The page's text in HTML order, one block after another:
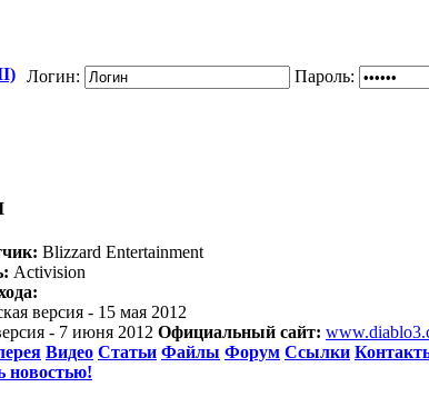
Логин: Пароль:
Blizzard Entertainment
Activision
версия - 15 мая 2012
- 7 июня 2012 Официальный сайт:
Видео Статьи Файлы Форум Ссылки
новостью!